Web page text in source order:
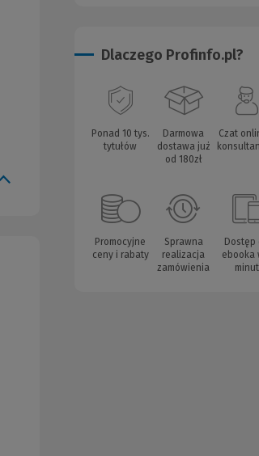
Dlaczego Profinfo.pl?
Ponad 10 tys.
tytułów
Darmowa
dostawa już
od 180zł
Czat
Promocyjne
ceny i rabaty
Sprawna
realizacja
zamówienia
Dostęp
ebooka
minut